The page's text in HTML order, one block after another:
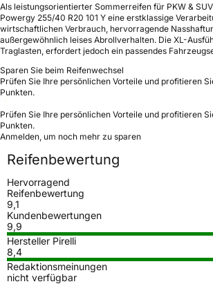
Als leistungsorientierter Sommerreifen für PKW &
Powergy 255/40 R20 101 Y eine erstklassige
wirtschaftlichen Verbrauch, hervorragende
außergewöhnlich leises Abrollverhalten. Die XL-
Traglasten, erfordert jedoch ein passendes
Sparen Sie beim Reifenwechsel
Prüfen Sie Ihre persönlichen Vorteile und profitieren
Punkten.
Prüfen Sie Ihre persönlichen Vorteile und profitieren
Punkten.
Anmelden, um noch mehr zu sparen
Reifenbewertung
Hervorragend
Reifenbewertung
9,1
Kundenbewertungen
9,9
Hersteller Pirelli
8,4
Redaktionsmeinungen
nicht verfügbar